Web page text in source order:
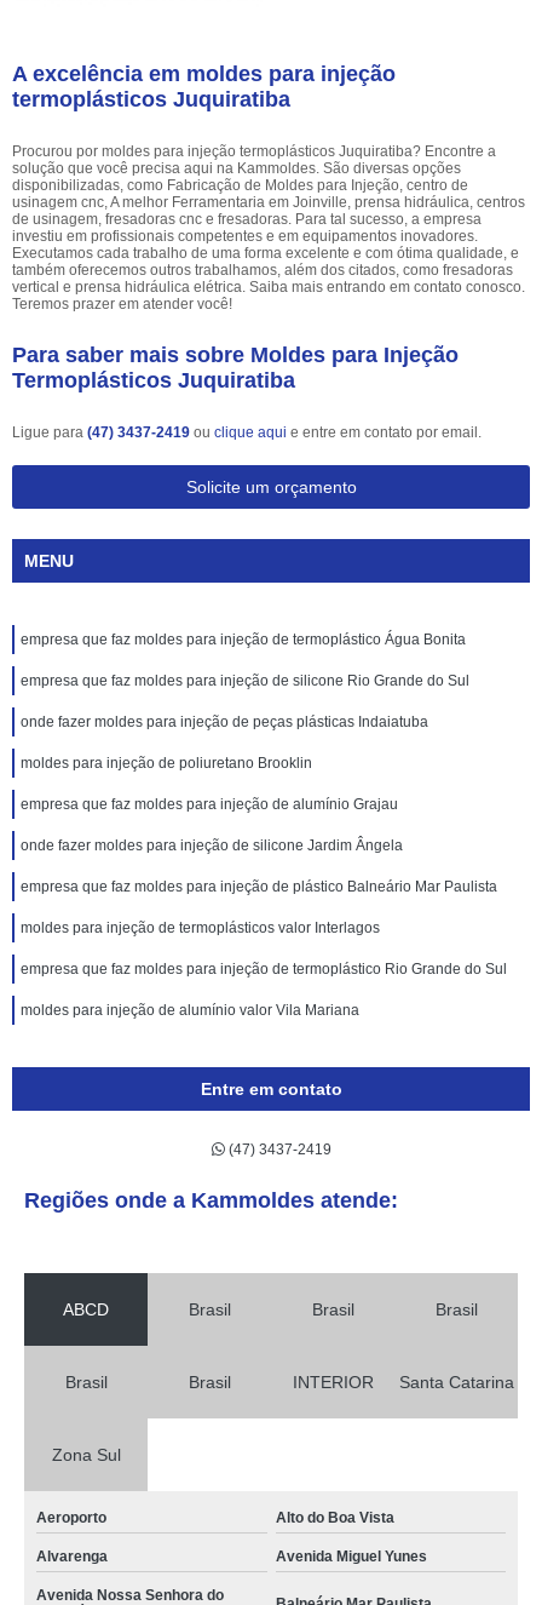
A excelência em moldes para injeção
termoplásticos Juquiratiba
Procurou por moldes para injeção termoplásticos Juquiratiba? Encontre a
solução que você precisa aqui na Kammoldes. São diversas opções
disponibilizadas, como Fabricação de Moldes para Injeção, centro de
usinagem cnc, A melhor Ferramentaria em Joinville, prensa hidráulica, centros
de usinagem, fresadoras cnc e fresadoras. Para tal sucesso, a empresa
investiu em profissionais competentes e em equipamentos inovadores.
Executamos cada trabalho de uma forma excelente e com ótima qualidade, e
também oferecemos outros trabalhamos, além dos citados, como fresadoras
vertical e prensa hidráulica elétrica. Saiba mais entrando em contato conosco.
Teremos prazer em atender você!
Para saber mais sobre Moldes para Injeção
Termoplásticos Juquiratiba
Ligue para (47) 3437-2419 ou clique aqui e entre em contato por email.
Solicite um orçamento
MENU
empresa que faz moldes para injeção de termoplástico Água Bonita
empresa que faz moldes para injeção de silicone Rio Grande do Sul
onde fazer moldes para injeção de peças plásticas Indaiatuba
moldes para injeção de poliuretano Brooklin
empresa que faz moldes para injeção de alumínio Grajau
onde fazer moldes para injeção de silicone Jardim Ângela
empresa que faz moldes para injeção de plástico Balneário Mar Paulista
moldes para injeção de termoplásticos valor Interlagos
empresa que faz moldes para injeção de termoplástico Rio Grande do Sul
moldes para injeção de alumínio valor Vila Mariana
Entre em contato
(47) 3437-2419
Regiões onde a Kammoldes atende:
ABCD Brasil Brasil Brasil
Brasil Brasil INTERIOR Santa Catarina
Zona Sul
Aeroporto Alto do Boa Vista
Alvarenga Avenida Miguel Yunes
Avenida Nossa Senhora do